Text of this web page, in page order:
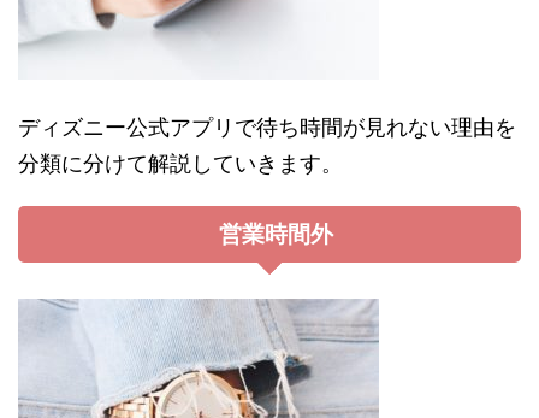
ディズニー公式アプリで待ち時間が見れない理由を
分類に分けて解説していきます。
営業時間外